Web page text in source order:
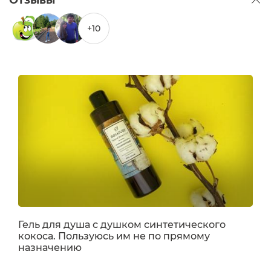
+10
Гель для душа с душком синтетического
кокоса. Пользуюсь им не по прямому
назначению